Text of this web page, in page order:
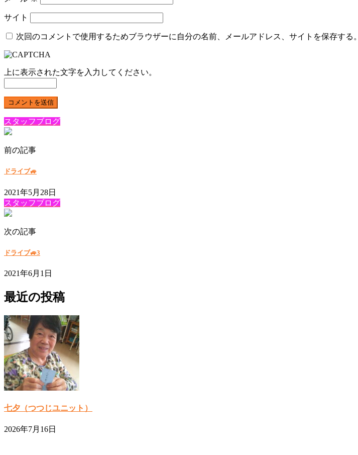
サイト
次回のコメントで使用するためブラウザーに自分の名前、メールアドレス、サイトを保存する。
上に表示された文字を入力してください。
スタッフブログ
前の記事
ドライブ🚙
2021年5月28日
スタッフブログ
次の記事
ドライブ🚙3
2021年6月1日
最近の投稿
七夕（つつじユニット）
2026年7月16日